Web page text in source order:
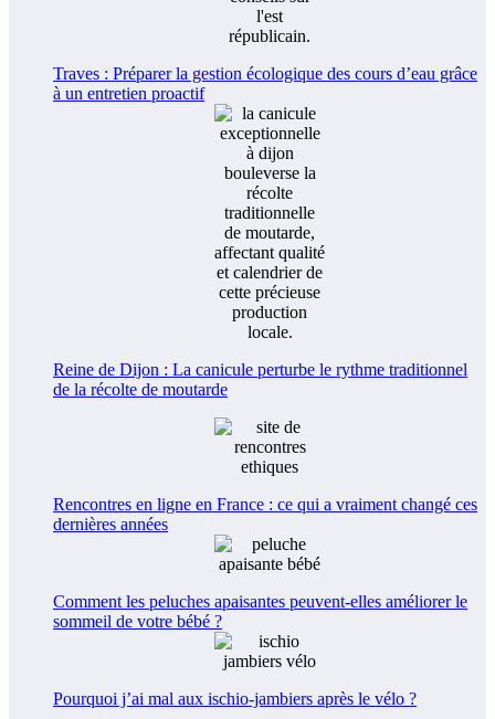
Traves : Préparer la gestion écologique des cours d’eau grâce
à un entretien proactif
Reine de Dijon : La canicule perturbe le rythme traditionnel
de la récolte de moutarde
Rencontres en ligne en France : ce qui a vraiment changé ces
dernières années
Comment les peluches apaisantes peuvent-elles améliorer le
sommeil de votre bébé ?
Pourquoi j’ai mal aux ischio-jambiers après le vélo ?